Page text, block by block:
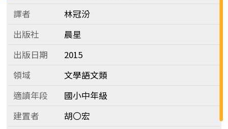
譯者
林冠汾
出版社
晨星
出版日期
2015
領域
文學語文類
適讀年段
國小中年級
建置者
胡〇宏